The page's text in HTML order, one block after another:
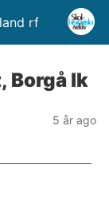
rf
Borgå lk
5 år ago